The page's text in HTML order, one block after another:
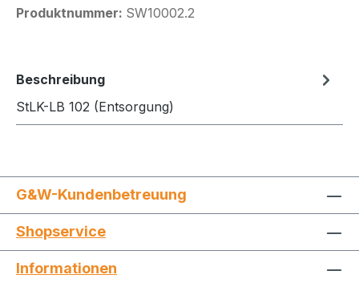
Produktnummer: SW10002.2
Beschreibung
StLK-LB 102 (Entsorgung)
G&W-Kundenbetreuung
Shopservice
Informationen